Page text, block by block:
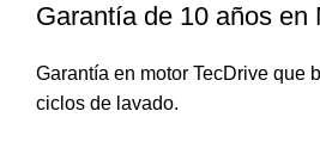
Garantía de 10 años en
Garantía en motor TecDrive que
ciclos de lavado.